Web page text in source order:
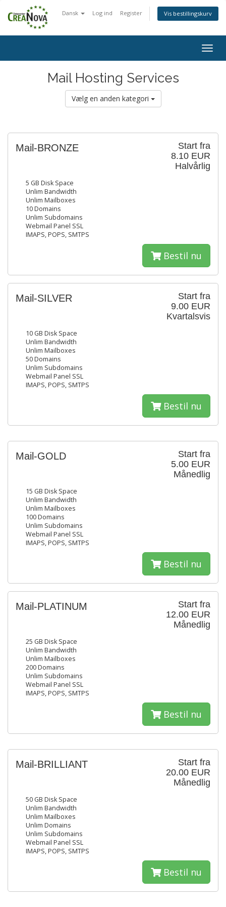
Dansk Log ind Register Vis bestillingskurv
Mail Hosting Services
Vælg en anden kategori
Start fra
8.10 EUR
Halvårlig
Mail-BRONZE
5 GB Disk Space
Unlim Bandwidth
Unlim Mailboxes
10 Domains
Unlim Subdomains
Webmail Panel SSL
IMAPS, POPS, SMTPS
Bestil nu
Start fra
9.00 EUR
Kvartalsvis
Mail-SILVER
10 GB Disk Space
Unlim Bandwidth
Unlim Mailboxes
50 Domains
Unlim Subdomains
Webmail Panel SSL
IMAPS, POPS, SMTPS
Bestil nu
Start fra
5.00 EUR
Månedlig
Mail-GOLD
15 GB Disk Space
Unlim Bandwidth
Unlim Mailboxes
100 Domains
Unlim Subdomains
Webmail Panel SSL
IMAPS, POPS, SMTPS
Bestil nu
Start fra
12.00 EUR
Månedlig
Mail-PLATINUM
25 GB Disk Space
Unlim Bandwidth
Unlim Mailboxes
200 Domains
Unlim Subdomains
Webmail Panel SSL
IMAPS, POPS, SMTPS
Bestil nu
Start fra
20.00 EUR
Månedlig
Mail-BRILLIANT
50 GB Disk Space
Unlim Bandwidth
Unlim Mailboxes
Unlim Domains
Unlim Subdomains
Webmail Panel SSL
IMAPS, POPS, SMTPS
Bestil nu